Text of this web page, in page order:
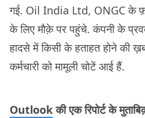
गई. Oil India Ltd, ONGC के
के लिए मौक़े पर पहुंचे. कंपनी के
हादसे में किसी के हताहत होने की
कर्मचारी को मामूली चोटें आई हैं.
Outlookकी एक रिपोर्ट के